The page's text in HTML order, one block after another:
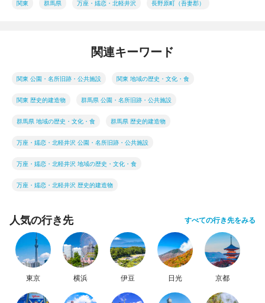
関東 群馬県 万座・嬬恋・北軽井沢 長野原町（吾妻郡）
関連キーワード
関東 公園・名所旧跡・公共施設 関東 地域の歴史・文化・食
関東 歴史的建造物 群馬県 公園・名所旧跡・公共施設
群馬県 地域の歴史・文化・食 群馬県 歴史的建造物
万座・嬬恋・北軽井沢 公園・名所旧跡・公共施設
万座・嬬恋・北軽井沢 地域の歴史・文化・食
万座・嬬恋・北軽井沢 歴史的建造物
人気の行き先 すべての行き先をみる
東京 横浜 伊豆 日光 京都